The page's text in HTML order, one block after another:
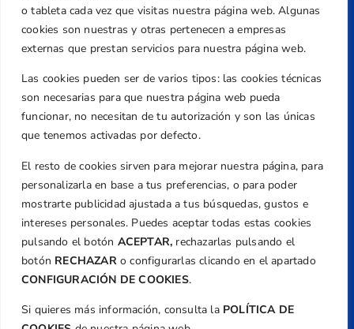
o tableta cada vez que visitas nuestra página web. Algunas
cookies son nuestras y otras pertenecen a empresas
externas que prestan servicios para nuestra página web.
Las cookies pueden ser de varios tipos: las cookies técnicas
son necesarias para que nuestra página web pueda
funcionar, no necesitan de tu autorización y son las únicas
que tenemos activadas por defecto.
El resto de cookies sirven para mejorar nuestra página, para
personalizarla en base a tus preferencias, o para poder
mostrarte publicidad ajustada a tus búsquedas, gustos e
intereses personales. Puedes aceptar todas estas cookies
pulsando el botón ACEPTAR, rechazarlas pulsando el
botón RECHAZARo configurarlas clicando en el apartado
CONFIGURACIÓN DE COOKIES.
Si quieres más información, consulta la POLÍTICA DE
Centre de L´Esport, Carrer d'Isaac Peral i
Caballero, Nº 5, Despachos 2 y 3, 46980,
Valencia
+34 961 367 799
Email
federacion@golfcv.com
Aviso Legal
Política de Privacidad
Transparencia
Normativa
Federación